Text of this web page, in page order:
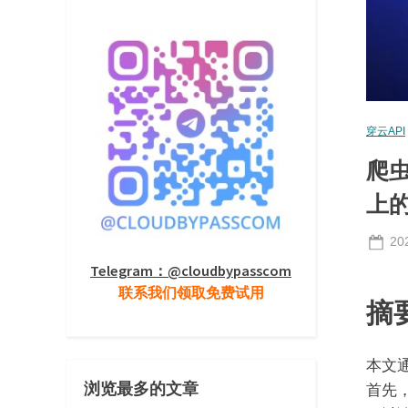
穿云API
爬
上
摘
本文
首先
Telegram：@cloudbypasscom
联系我们领取免费试用
浏览最多的文章